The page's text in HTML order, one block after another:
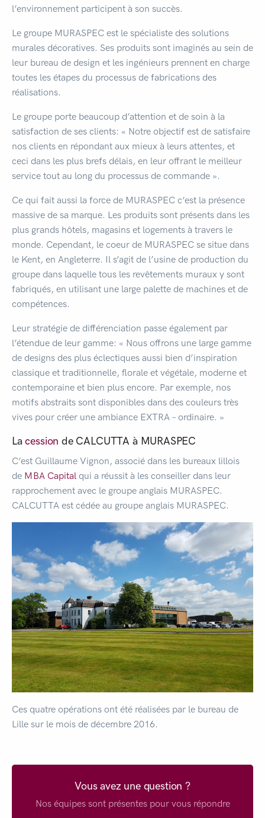
l’environnement participent à son succès.
Le groupe MURASPEC est le spécialiste des solutions
murales décoratives. Ses produits sont imaginés au sein de
leur bureau de design et les ingénieurs prennent en charge
toutes les étapes du processus de fabrications des
réalisations.
Le groupe porte beaucoup d’attention et de soin à la
satisfaction de ses clients: « Notre objectif est de satisfaire
nos clients en répondant aux mieux à leurs attentes, et
ceci dans les plus brefs délais, en leur offrant le meilleur
service tout au long du processus de commande ».
Ce qui fait aussi la force de MURASPEC c’est la présence
massive de sa marque. Les produits sont présents dans les
plus grands hôtels, magasins et logements à travers le
monde. Cependant, le coeur de MURASPEC se situe dans
le Kent, en Angleterre. Il s’agit de l’usine de production du
groupe dans laquelle tous les revêtements muraux y sont
fabriqués, en utilisant une large palette de machines et de
compétences.
Leur stratégie de différenciation passe également par
l’étendue de leur gamme: « Nous offrons une large gamme
de designs des plus éclectiques aussi bien d’inspiration
classique et traditionnelle, florale et végétale, moderne et
contemporaine et bien plus encore. Par exemple, nos
motifs abstraits sont disponibles dans des couleurs très
vives pour créer une ambiance EXTRA – ordinaire. »
Lacession de CALCUTTA à MURASPEC
C’est Guillaume Vignon, associé dans les bureaux lillois
de MBA Capital qui a réussit à les conseiller dans leur
rapprochement avec le groupe anglais MURASPEC.
CALCUTTA est cédée au groupe anglais MURASPEC.
Ces quatre opérations ont été réalisées par le bureau de
Lille sur le mois de décembre 2016.
Vous avez une question ?
Nos équipes sont présentes pour vous répondre